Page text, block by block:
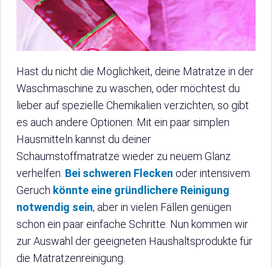
Hast du nicht die Möglichkeit, deine Matratze in der
Waschmaschine zu waschen, oder möchtest du
lieber auf spezielle Chemikalien verzichten, so gibt
es auch andere Optionen. Mit ein paar simplen
Hausmitteln kannst du deiner
Schaumstoffmatratze wieder zu neuem Glanz
verhelfen. Bei schweren Flecken oder intensivem
Geruch könnte eine gründlichere Reinigung
notwendig sein, aber in vielen Fällen genügen
schon ein paar einfache Schritte. Nun kommen wir
zur Auswahl der geeigneten Haushaltsprodukte für
die Matratzenreinigung.